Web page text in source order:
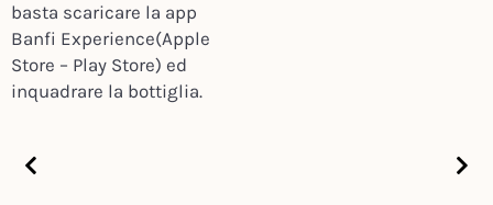
basta scaricare la app
Banfi Experience(Apple
Store – Play Store) ed
inquadrare la bottiglia.